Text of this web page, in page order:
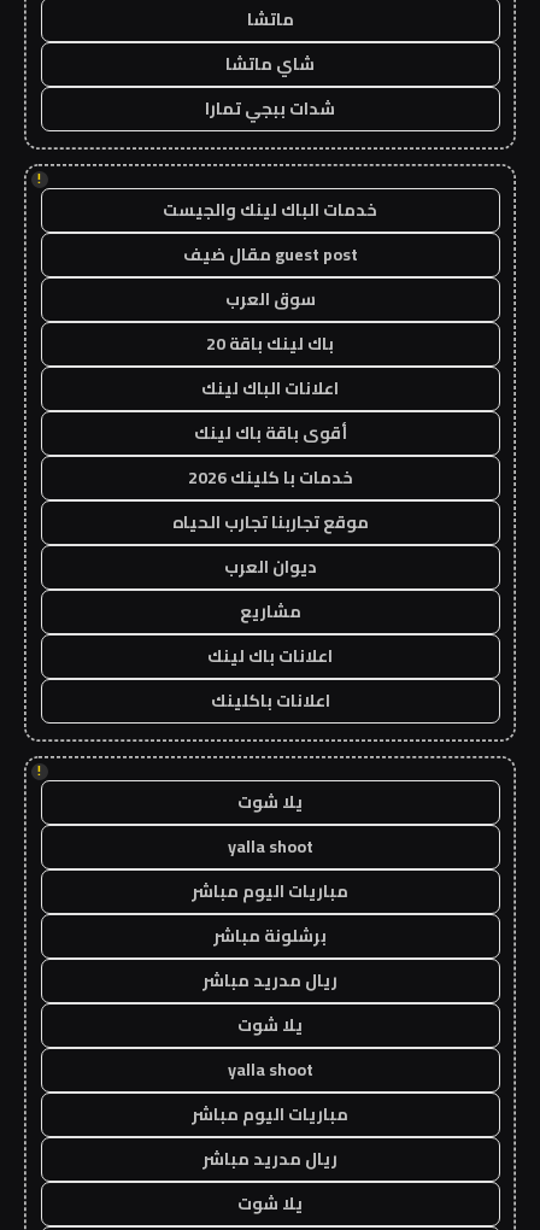
ماتشا
شاي ماتشا
شدات ببجي تمارا
!
خدمات الباك لينك والجيست
guest post مقال ضيف
سوق العرب
باك لينك باقة 20
اعلانات الباك لينك
أقوى باقة باك لينك
خدمات با كلينك 2026
موقع تجاربنا تجارب الحياه
ديوان العرب
مشاريع
اعلانات باك لينك
اعلانات باكلينك
!
يلا شوت
yalla shoot
مباريات اليوم مباشر
برشلونة مباشر
ريال مدريد مباشر
يلا شوت
yalla shoot
مباريات اليوم مباشر
ريال مدريد مباشر
يلا شوت